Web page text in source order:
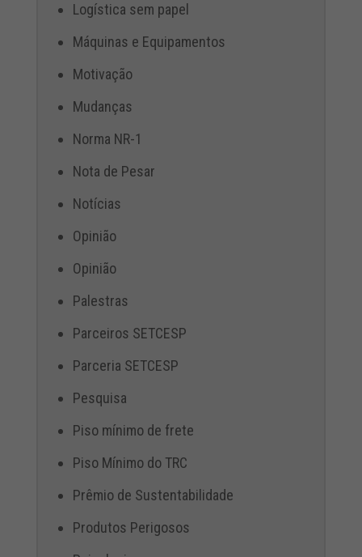
Logística sem papel
Máquinas e Equipamentos
Motivação
Mudanças
Norma NR-1
Nota de Pesar
Notícias
Opinião
Opinião
Palestras
Parceiros SETCESP
Parceria SETCESP
Pesquisa
Piso mínimo de frete
Piso Mínimo do TRC
Prêmio de Sustentabilidade
Produtos Perigosos